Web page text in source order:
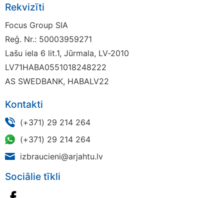
Rekvizīti
Focus Group SIA
Reģ. Nr.: 50003959271
Lašu iela 6 lit.1, Jūrmala, LV-2010
LV71HABA0551018248222
AS SWEDBANK, HABALV22
Kontakti
(+371) 29 214 264
(+371) 29 214 264
izbraucieni@arjahtu.lv
Sociālie tīkli